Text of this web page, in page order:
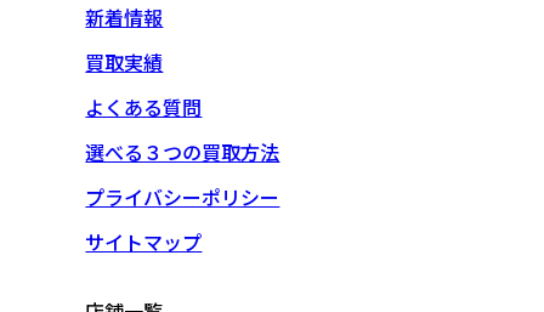
新着情報
買取実績
よくある質問
選べる３つの買取方法
プライバシーポリシー
サイトマップ